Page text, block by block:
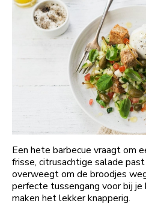
Een hete barbecue vraagt om
frisse, citrusachtige salade
overweegt om de broodjes
perfecte tussengang voor bij je
maken het lekker knapperig.